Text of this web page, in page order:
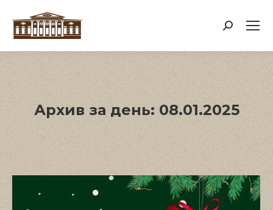
Поиск:
Архив за день: 08.01.2025